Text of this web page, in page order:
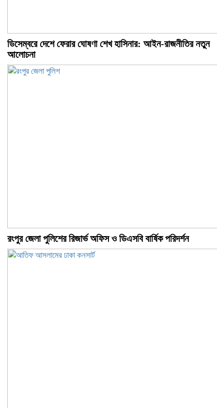
ডিসেম্বরে দেশে ফেরার ঘোষণা শেখ হাসিনার: আইন-রাজনীতির নতুন
আলোচনা
রংপুর জেলা পুলিশের রিজার্ভ অফিস ও ডিএসবি বার্ষিক পরিদর্শন